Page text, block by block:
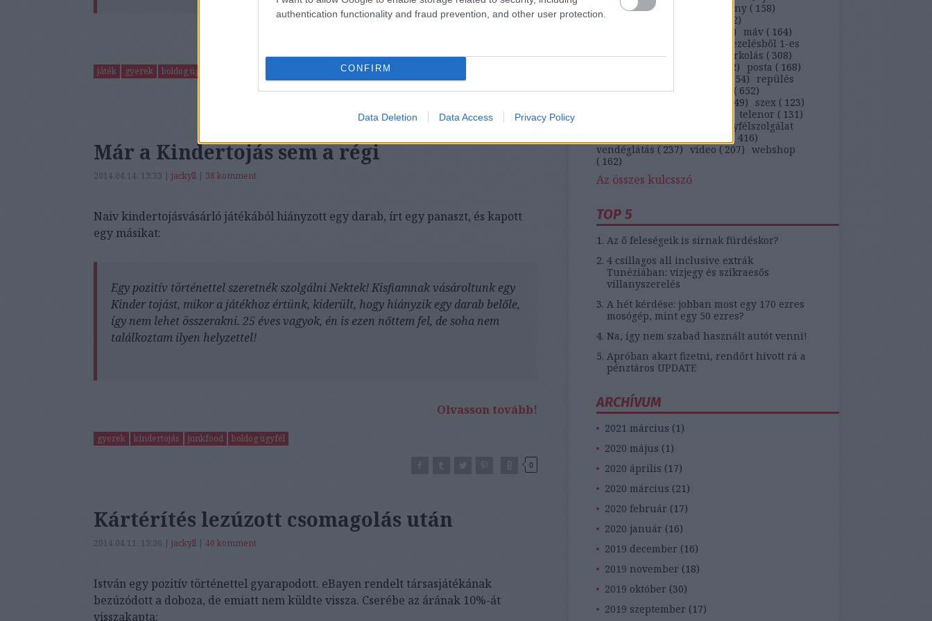
authentication functionality and fraud prevention, and other user protection.
CONFIRM
Data Deletion Data Access Privacy Policy
játék gyerek boldog ügyfél
Már a Kindertojás sem a régi
2014.04.14. 13:33 | jackyll | 38 komment
Naiv kindertojásvásárló játékából hiányzott egy darab, írt egy panaszt, és kapott
egy másikat:
Egy pozitív történettel szeretnék szolgálni Nektek! Kisfiamnak vásároltunk egy
Kinder tojást, mikor a játékhoz értünk, kiderült, hogy hiányzik egy darab belőle,
így nem lehet összerakni. 25 éves vagyok, én is ezen nőttem fel, de soha nem
találkoztam ilyen helyzettel!
Olvasson tovább!
gyerek kindertojás junkfood boldog ügyfél
0
Kártérítés lezúzott csomagolás után
2014.04.11. 13:36 | jackyll | 40 komment
István egy pozitív történettel gyarapodott. eBayen rendelt társasjátékának
bezúzódott a doboza, de emiatt nem küldte vissza. Cserébe az árának 10%-át
visszakapta:
) kaja ( kiskarácsony ( 158)
közlekedés
362)
) máv ( 164)
panaszkezelésből 1-es
(164) panaszlevél parkolás ( 308)
212) posta ( 168)
154)
repülés
(116) ruha (230 ( 652)
349) szex ( 123)
telenor ( 131 )
ügyfélszolgálat
( 416)
vendéglátás ( 237) video ( 207) webshop
( 162)
Az összes kulcsszó
TOP 5
Az ő feleségeik is sírnak fürdéskor?
4 csillagos all inclusive extrák
Tunéziában: vízjegy és szikraesős
villanyszerelés
A hét kérdése: jobban most egy 170 ezres
mosógép, mint egy 50 ezres?
Na, így nem szabad használt autót venni!
Apróban akart fizetni, rendőrt hívott rá a
pénztáros UPDATE
ARCHÍVUM
2021 március (1 )
2020 május (1 )
2020 április (17)
2020 március (21 )
2020 február (17)
2020 január (16)
2019 december (16)
2019 november (18)
2019 október (30)
2019 szeptember (17)